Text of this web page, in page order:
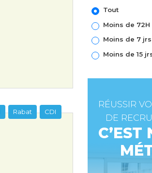
CDI
Rabat
Tout
Moins de 72H
Moins de 7 jrs
Moins de 15
RÉUSSIR
DE
C’EST